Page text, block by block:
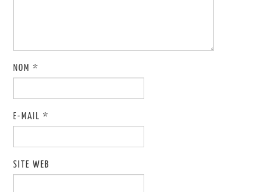
NOM*
E-MAIL*
SITE WEB